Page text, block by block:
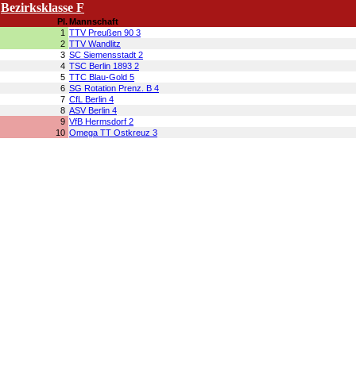
Bezirksklasse F
Pl.Mannschaft
1 TTV Preußen 90 3
2 TTV Wandlitz
3 SC Siemensstadt 2
4 TSC Berlin 1893 2
5 TTC Blau-Gold 5
6 SG Rotation Prenz. B 4
7 CfL Berlin 4
8 ASV Berlin 4
9 VfB Hermsdorf 2
10 Omega TT Ostkreuz 3